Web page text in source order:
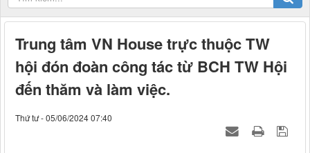
Trung tâm VN House trực thuộc TW
hội đón đoàn công tác từ BCH TW Hội
đến thăm và làm việc.
Thứ tư - 05/06/2024 07:40